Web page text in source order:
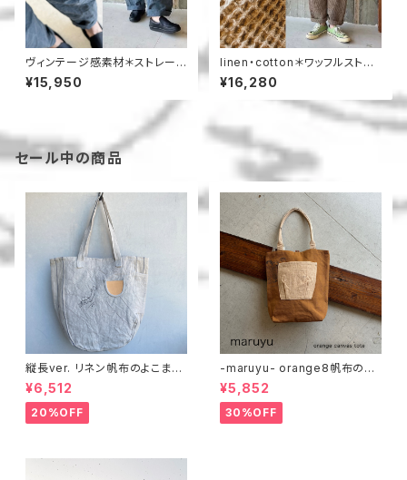
ヴィンテージ感素材＊ストレート
パンツ
¥15,950
linen・cotton＊ワッフルストレ
ートパンツ
¥16,280
セール中の商品
縦長ver. リネン帆布のよこまち
トート
¥6,512
20%OFF
-maruyu- orange8帆布のト
ート
¥5,852
30%OFF